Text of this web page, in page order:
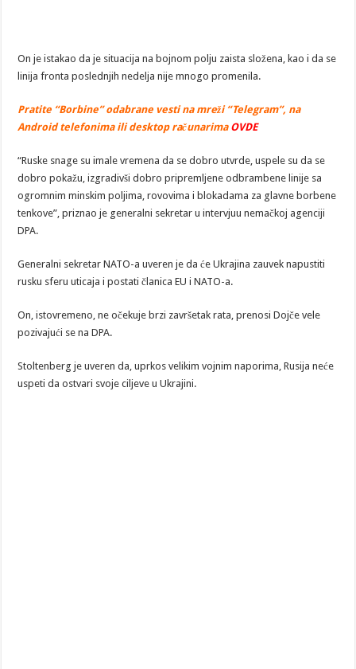
On je istakao da je situacija na bojnom polju zaista složena, kao i da se
linija fronta poslednjih nedelja nije mnogo promenila.
Pratite “Borbine” odabrane vesti na mreži “Telegram”, na
Android telefonima ili desktop računarima OVDE
“Ruske snage su imale vremena da se dobro utvrde, uspele su da se
dobro pokažu, izgradivši dobro pripremljene odbrambene linije sa
ogromnim minskim poljima, rovovima i blokadama za glavne borbene
tenkove”, priznao je generalni sekretar u intervjuu nemačkoj agenciji
DPA.
Generalni sekretar NATO-a uveren je da će Ukrajina zauvek napustiti
rusku sferu uticaja i postati članica EU i NATO-a.
On, istovremeno, ne očekuje brzi završetak rata, prenosi Dojče vele
pozivajući se na DPA.
Stoltenberg je uveren da, uprkos velikim vojnim naporima, Rusija neće
uspeti da ostvari svoje ciljeve u Ukrajini.